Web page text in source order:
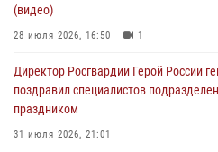
(видео)
28 июля 2026, 16:50 1
Директор Росгвардии Герой России
поздравил специалистов
праздником
31 июля 2026, 21:01